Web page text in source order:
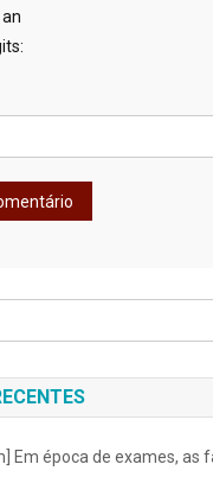
Em época de exames, as